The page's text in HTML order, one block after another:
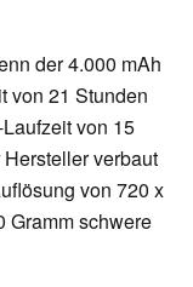
der 4.000 mAh
von 21 Stunden
von 15
verbaut
von 720 x
Gramm schwere